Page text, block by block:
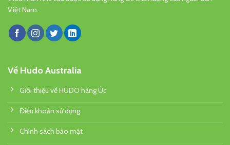
Việt Nam.
Về Hudo Australia
Giới thiệu về HUDO hàng Úc
Điều khoản sử dụng
Chính sách bảo mật